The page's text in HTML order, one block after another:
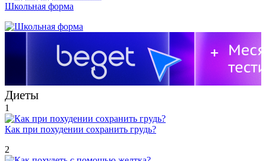
Школьная форма
Диеты
1
Как при похудении сохранить грудь?
2